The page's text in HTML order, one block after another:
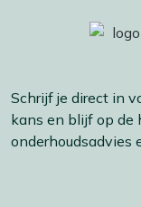
Schrijf je direct in
kans en blijf op de
onderhoudsadvies